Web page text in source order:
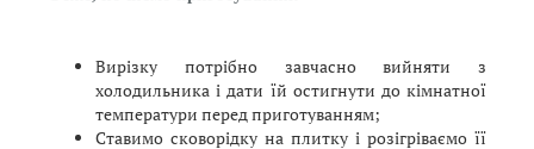
Вирізку потрібно завчасно вийняти з
холодильника і дати їй остигнути до кімнатної
температури перед приготуванням;
Ставимо сковорідку на плитку і розігріваємо її